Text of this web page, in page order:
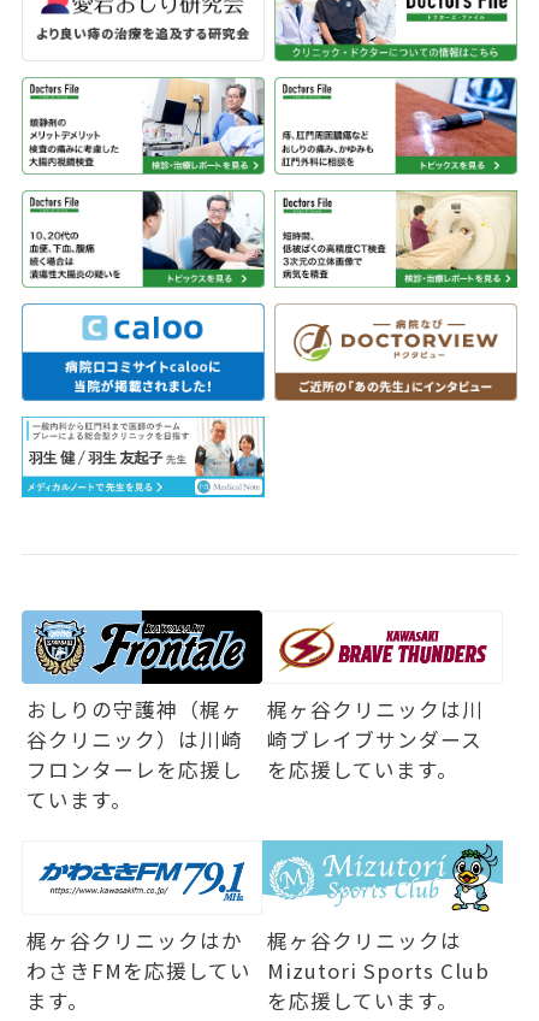
おしりの守護神（梶ヶ
谷クリニック）は川崎
フロンターレを応援し
ています。
梶ヶ谷クリニックは川
崎ブレイブサンダース
を応援しています。
梶ヶ谷クリニックはか
わさきFMを応援してい
ます。
梶ヶ谷クリニックは
Mizutori Sports Club
を応援しています。